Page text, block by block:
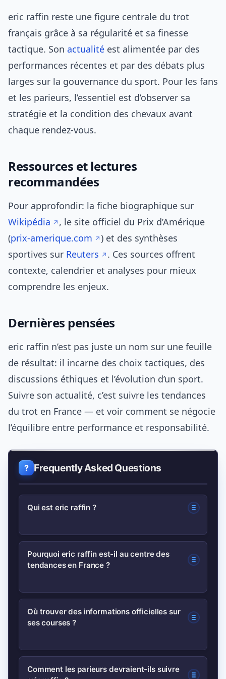
eric raffin reste une figure centrale du trot
français grâce à sa régularité et sa finesse
tactique. Son actualité est alimentée par des
performances récentes et par des débats plus
larges sur la gouvernance du sport. Pour les fans
et les parieurs, l’essentiel est d’observer sa
stratégie et la condition des chevaux avant
chaque rendez-vous.
Ressources et lectures
recommandées
Pour approfondir: la fiche biographique sur
Wikipédia
, le site officiel du Prix d’Amérique
(prix-amerique.com
) et des synthèses
sportives sur Reuters
. Ces sources offrent
contexte, calendrier et analyses pour mieux
comprendre les enjeux.
Dernières pensées
eric raffin n’est pas juste un nom sur une feuille
de résultat: il incarne des choix tactiques, des
discussions éthiques et l’évolution d’un sport.
Suivre son actualité, c’est suivre les tendances
du trot en France — et voir comment se négocie
l’équilibre entre performance et responsabilité.
Frequently Asked Questions
Qui est eric raffin ?
eric raffin est un pilote français de trot
reconnu pour sa régularité et ses
du calendrier hippique.
Pourquoi eric raffin est-il au centre des
tendances en France ?
Son nom revient suite à des
performances récentes, des décisions
discussions plus larges sur la régulation
du sport hippique.
Où trouver des informations officielles sur
ses courses ?
Consultez les sites officiels des
Comment les parieurs devraient-ils suivre